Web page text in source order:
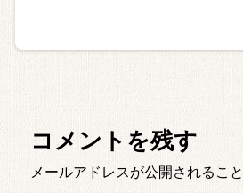
コメントを残す
メールアドレスが公開されるこ